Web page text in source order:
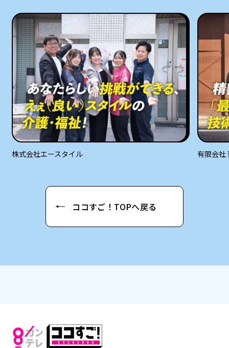
株式会社エースタイル 有限会社
ココすご！TOPへ戻る